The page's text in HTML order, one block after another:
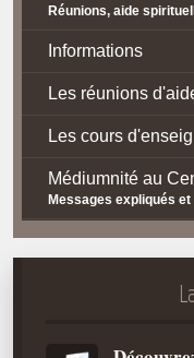
Réunions, aide
Informations
Les réunions
Les cours
Médiumnité au
Messages expliqués
Contact / Accès
Plan d'accès
La doctrine Spirite